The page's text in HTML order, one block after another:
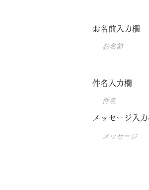
お名前入力欄
件名入力欄
メッセージ入力